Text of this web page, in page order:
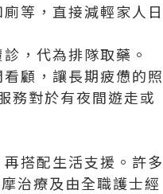
等，直接減輕家人日
，代為排隊取藥。
顧，讓長期疲憊的照
對於有夜間遊走或
搭配生活支援。許多
治療及由全職護士經